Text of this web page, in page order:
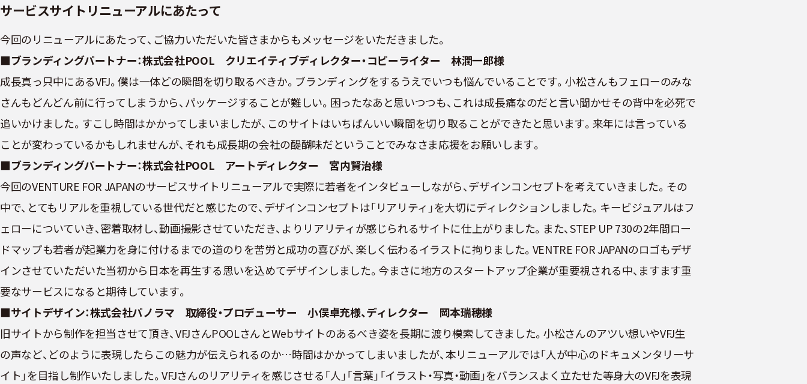
サービスサイトリニューアルにあたって
今回のリニューアルにあたって、ご協力いただいた皆さまからもメッセージをいただきました。
■ブランディングパートナー：株式会社POOL クリエイティブディレクター・コピーライター 林潤一郎様
成長真っ只中にあるVFJ。僕は一体どの瞬間を切り取るべきか。ブランディングをするうえでいつも悩んでいることです。小松さんもフェローのみな
さんもどんどん前に行ってしまうから、パッケージすることが難しい。困ったなあと思いつつも、これは成長痛なのだと言い聞かせその背中を必死で
追いかけました。すこし時間はかかってしまいましたが、このサイトはいちばんいい瞬間を切り取ることができたと思います。来年には言っている
ことが変わっているかもしれませんが、それも成長期の会社の醍醐味だということでみなさま応援をお願いします。
■ブランディングパートナー：株式会社POOL アートディレクター 宮内賢治様
今回のVENTURE FOR JAPANのサービスサイトリニューアルで実際に若者をインタビューしながら、デザインコンセプトを考えていきました。その
中で、とてもリアルを重視している世代だと感じたので、デザインコンセプトは「リアリティ」を大切にディレクションしました。キービジュアルはフ
ェローについていき、密着取材し、動画撮影させていただき、よりリアリティが感じられるサイトに仕上がりました。また、STEP UP 730の2年間ロー
ドマップも若者が起業力を身に付けるまでの道のりを苦労と成功の喜びが、楽しく伝わるイラストに拘りました。VENTRE FOR JAPANのロゴもデザ
インさせていただいた当初から日本を再生する思いを込めてデザインしました。今まさに地方のスタートアップ企業が重要視される中、ますます重
要なサービスになると期待しています。
■サイトデザイン：株式会社パノラマ 取締役・プロデューサー 小俣卓充様、ディレクター 岡本瑞穂様
旧サイトから制作を担当させて頂き、VFJさんPOOLさんとWebサイトのあるべき姿を長期に渡り模索してきました。小松さんのアツい想いやVFJ生
の声など、どのように表現したらこの魅力が伝えられるのか…時間はかかってしまいましたが、本リニューアルでは「人が中心のドキュメンタリーサ
イト」を目指し制作いたしました。VFJさんのリアリティを感じさせる「人」「言葉」「イラスト・写真・動画」をバランスよく立たせた等身大のVFJを表現